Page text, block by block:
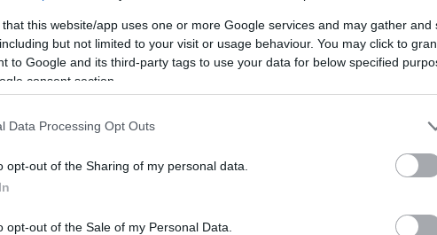
that this website/app uses one or more Google services and may gather and
but not limited to your visit or usage behaviour. You may click to
to Google and its third-party tags to use your data for below specified
consent section.
Data Processing Opt Outs
opt-out of the Sharing of my personal data.
opt-out of the Sale of my Personal Data.
dosEstados UnidosDonald Trump
com empresas americanas. Mas o que
3
4